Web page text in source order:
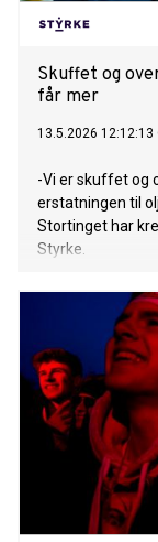
Skuffet og
får mer
13.5.2026 12:12:13
-Vi er skuffet og
erstatningen til
Stortinget har
Styrke.